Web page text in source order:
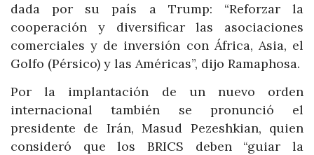
dada por su país a Trump: “Reforzar la
cooperación y diversificar las asociaciones
comerciales y de inversión con África, Asia, el
Golfo (Pérsico) y las Américas”, dijo Ramaphosa.
Por la implantación de un nuevo orden
internacional también se pronunció el
presidente de Irán, Masud Pezeshkian, quien
consideró que los BRICS deben “guiar la